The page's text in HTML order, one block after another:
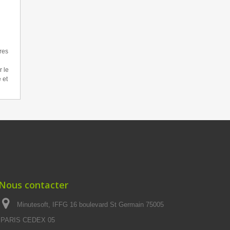
le
et
contacter
Minutesoft, IFFG 16 boulevard St Germain 75005
PARIS CEDEX 05